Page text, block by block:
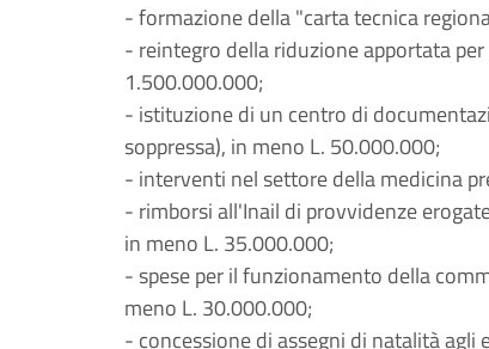
- formazione della "carta tecnica
- reintegro della riduzione apportata
1.500.000.000;
- istituzione di un centro di
soppressa), in meno L. 50.000.000;
- interventi nel settore della medicina
- rimborsi all'Inail di provvidenze
in meno L. 35.000.000;
- spese per il funzionamento della
meno L. 30.000.000;
- concessione di assegni di natalità